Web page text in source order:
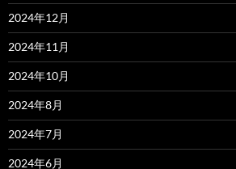
2024年12月
2024年11月
2024年10月
2024年8月
2024年7月
2024年6月